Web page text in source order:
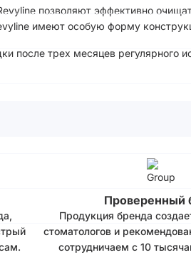
позволяют эффективно
имеют особую форму
после трех месяцев регулярного
Проверенный
Продукция бренда
стоматологов и
сотрудничаем с 10